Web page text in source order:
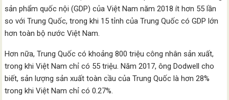
sản phẩm quốc nội (GDP) của Việt Nam năm 2018 ít hơn 55 lần
so với Trung Quốc, trong khi 15 tỉnh của Trung Quốc có GDP lớn
hơn toàn bộ nước Việt Nam.
Hơn nữa, Trung Quốc có khoảng 800 triệu công nhân sản xuất,
trong khi Việt Nam chỉ có 55 triệu. Năm 2017, ông Dodwell cho
biết, sản lượng sản xuất toàn cầu của Trung Quốc là hơn 28%
trong khi Việt Nam chỉ có 0.27%.